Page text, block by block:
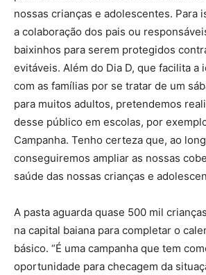
nossas crianças e adolescentes. Para
a colaboração dos pais ou
baixinhos para serem protegidos
evitáveis. Além do Dia D, que facilita a
com as famílias por se tratar de um
para muitos adultos, pretendemos
desse público em escolas, por
Campanha. Tenho certeza que, ao
conseguiremos ampliar as nossas
saúde das nossas crianças e
A pasta aguarda quase 500 mil
na capital baiana para completar o
básico. “É uma campanha que tem
oportunidade para checagem da